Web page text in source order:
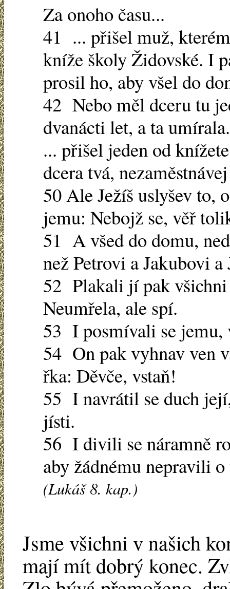
Za onoho času...
41 ... přišel muž,
kníže školy Židovské. I
prosil ho, aby všel do
42 Nebo měl dceru tu
dvanácti let, a ta umírala.
... přišel jeden od
dcera tvá,
50 Ale Ježíš uslyšev to,
jemu: Nebojž se, věř
51 A všed do domu,
než Petrovi a Jakubovi
52 Plakali jí pak
Neumřela, ale spí.
53 I posmívali se jemu,
54 On pak vyhnav ven
řka: Děvče, vstaň!
55 I navrátil se duch
jísti.
56 I divili se náramně
aby žádnému nepravili
(Lukáš 8. kap.)
Jsme všichni v našich
mají mít dobrý konec.